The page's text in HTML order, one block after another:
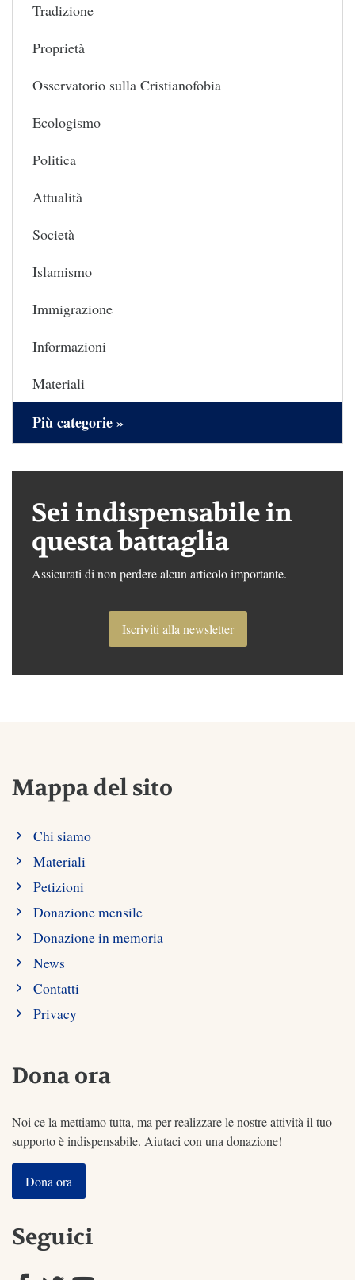
Tradizione
Proprietà
Osservatorio sulla Cristianofobia
Ecologismo
Politica
Attualità
Società
Islamismo
Immigrazione
Informazioni
Materiali
Più categorie »
Sei indispensabile in
questa battaglia
Assicurati di non perdere alcun articolo importante.
Iscriviti alla newsletter
Mappa del sito
Chi siamo
Materiali
Petizioni
Donazione mensile
Donazione in memoria
News
Contatti
Privacy
Dona ora
Noi ce la mettiamo tutta, ma per realizzare le nostre attività il tuo
supporto è indispensabile. Aiutaci con una donazione!
Dona ora
Seguici